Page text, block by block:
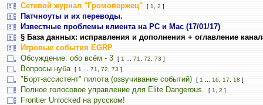
Сетевой журнал "Громовержец" [ 1 2 ]
Патчноуты и их переводы.
Известные проблемы клиента на PC и Mac (17/01/17)
§ База данных: исправления и дополнения + оглавление
Игровые события EGRP
Обсуждение: обо всём - 3
[ 1 71 72 73 ]
Вопросы нуба [ 1 71 72 73 ]
"Борт-ассистент" пилота (озвучивание событий) [ 1 16 17 18 ]
Полное голосовое управление для Elite Dangerous. [ 1 2 ]
Frontier Unlocked на русском!